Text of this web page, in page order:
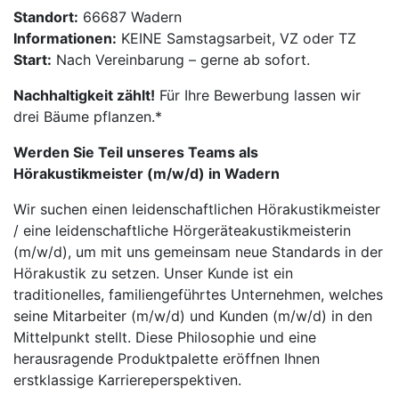
Standort: 66687 Wadern
Informationen: KEINE Samstagsarbeit, VZ oder TZ
Start: Nach Vereinbarung – gerne ab sofort.
Nachhaltigkeit zählt! Für Ihre Bewerbung lassen wir
drei Bäume pflanzen.*
Werden Sie Teil unseres Teams als
Hörakustikmeister (m/w/d) in Wadern
Wir suchen einen leidenschaftlichen Hörakustikmeister
/ eine leidenschaftliche Hörgeräteakustikmeisterin
(m/w/d), um mit uns gemeinsam neue Standards in der
Hörakustik zu setzen. Unser Kunde ist ein
traditionelles, familiengeführtes Unternehmen, welches
seine Mitarbeiter (m/w/d) und Kunden (m/w/d) in den
Mittelpunkt stellt. Diese Philosophie und eine
herausragende Produktpalette eröffnen Ihnen
erstklassige Karriereperspektiven.